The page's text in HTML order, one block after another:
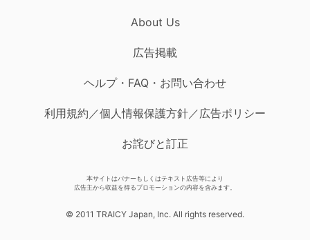
About Us
広告掲載
ヘルプ・FAQ・お問い合わせ
利用規約／個人情報保護方針／広告ポリシー
お詫びと訂正
本サイトはバナーもしくはテキスト広告等により
広告主から収益を得るプロモーションの内容を含みます。
© 2011 TRAICY Japan, Inc. All rights reserved.